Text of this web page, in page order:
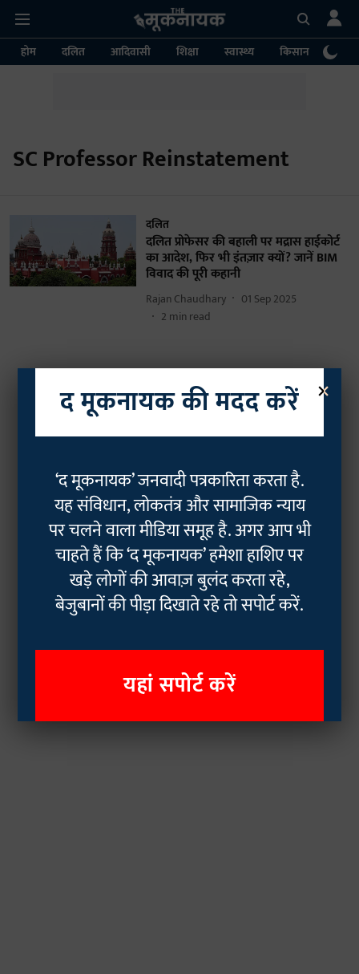
होम दलित आदिवासी शिक्षा स्वास्थ्य किसान
SC Professor Reinstatement
दलित
दलित प्रोफेसर की बहाली पर मद्रास हाईकोर्ट
का आदेश, फिर भी इंतज़ार क्यों? जानें BIM
विवाद की पूरी कहानी
Rajan Chaudhary
01 Sep 2025
2 min read
×
द मूकनायक की मदद करें
‘द मूकनायक’ जनवादी पत्रकारिता करता है.
यह संविधान, लोकतंत्र और सामाजिक न्याय
पर चलने वाला मीडिया समूह है. अगर आप भी
चाहते हैं कि ‘द मूकनायक’ हमेशा हाशिए पर
खड़े लोगों की आवाज़ बुलंद करता रहे,
बेजुबानों की पीड़ा दिखाते रहे तो सपोर्ट करें.
यहां सपोर्ट करें